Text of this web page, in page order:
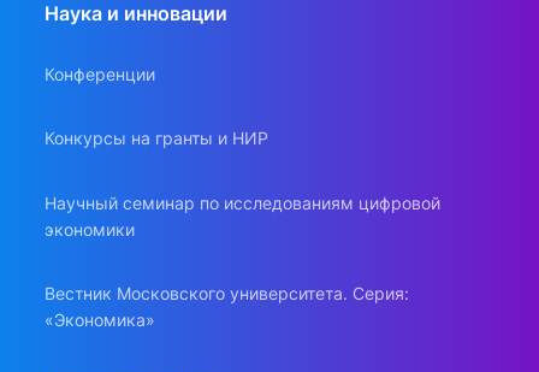
Наука и инновации
Конференции
Конкурсы на гранты и НИР
Научный семинар по исследованиям цифровой
экономики
Вестник Московского университета. Серия:
«Экономика»